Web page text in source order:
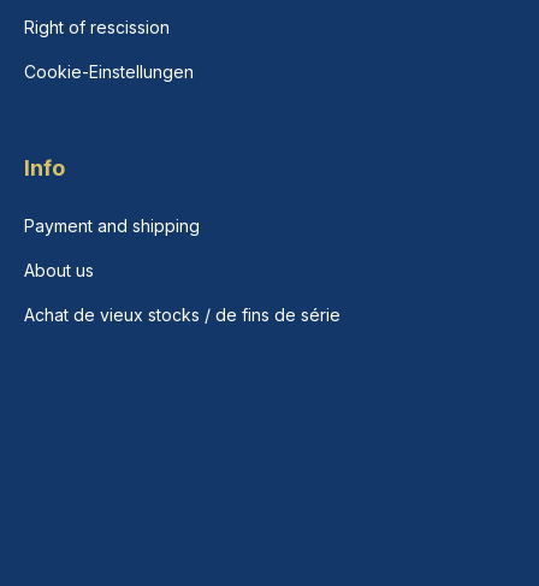
Right of rescission
Cookie-Einstellungen
Info
Payment and shipping
About us
Achat de vieux stocks / de fins de série